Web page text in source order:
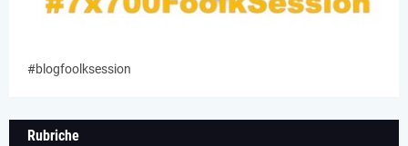
#blogfoolksession
Rubriche